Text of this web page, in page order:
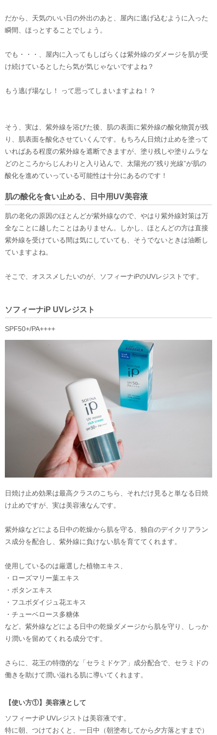
だから、天気のいい日の外出のあと、屋内に逃げ込むように入った
瞬間、ほっとすることでしょう。
でも・・・、屋内に入ってもしばらくは紫外線のダメージを肌が受
け続けているとしたら気が気じゃないですよね？
もう逃げ場なし！ って思ってしまいますよね！？
そう、実は、紫外線を浴びた後、肌の表面に紫外線の酸化物質が残
り、肌表面を酸化させていくんです。もちろん日焼け止めを塗って
いればある程度の紫外線を遮断できますが、塗り残しや塗りムラな
どのところからじんわりと入り込んで、太陽光の”残り光線”が肌の
酸化を進めていっている可能性は十分にあるのです！
肌の酸化を食い止める、日中用UV美容液
肌の老化の原因のほとんどが紫外線なので、やはり紫外線対策は万
全なことに越したことはありません。しかし、ほとんどの方は直接
紫外線を受けている間は気にしていても、そうでないときは油断し
ていますよね。
そこで、オススメしたいのが、ソフィーナiPのUVレジストです。
ソフィーナiP UVレジスト
SPF50+/PA++++
日焼け止め効果は最高クラスのこちら、それだけ見ると単なる日焼
け止めですが、実は美容液なんです。
紫外線などによる日中の乾燥から肌を守る、独自のデイクリアラン
ス成分を配合し、紫外線に負けない肌を育ててくれます。
使用しているのは厳選した植物エキス、
・ローズマリー葉エキス
・ボタンエキス
・フユボダイジュ花エキス
・チューベロース多糖体
など。紫外線などによる日中の乾燥ダメージから肌を守り、しっか
り潤いを留めてくれる成分です。
さらに、花王の特徴的な「セラミドケア」成分配合で、セラミドの
働きを助けて潤い溢れる肌に導いてくれます。
【使い方①】美容液として
ソフィーナiP UVレジストは美容液です。
特に朝、つけておくと、一日中（朝塗布してから夕方落とすまで）